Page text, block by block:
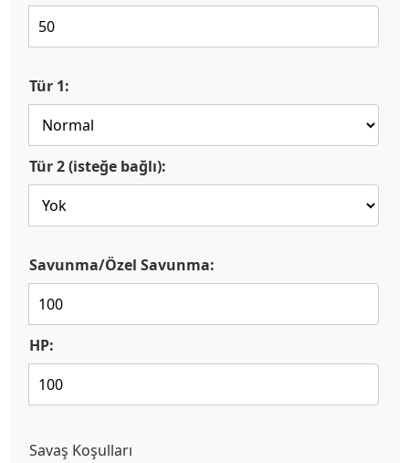
Tür 1:
Tür 2 (isteğe bağlı):
Savunma/Özel Savunma:
HP:
Savaş Koşulları